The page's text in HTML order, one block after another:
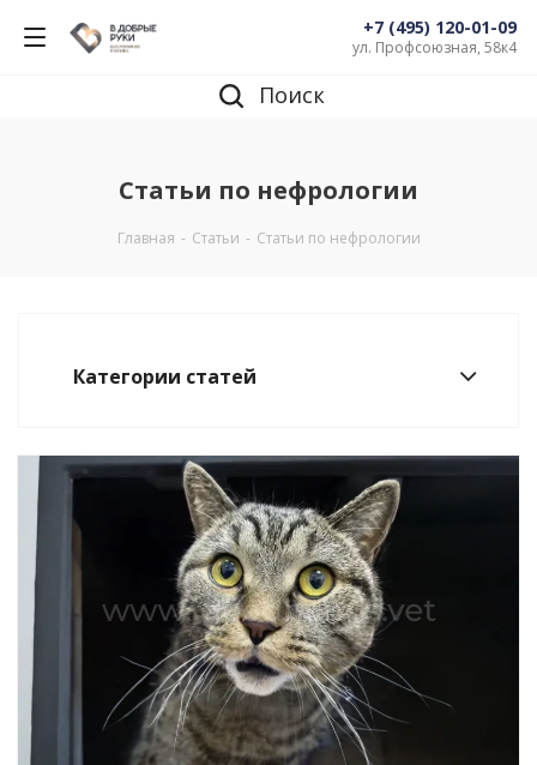
+7 (495) 120-01-09
ул. Профсоюзная, 58к4
Поиск
Статьи по нефрологии
Главная - Статьи - Статьи по нефрологии
Категории статей